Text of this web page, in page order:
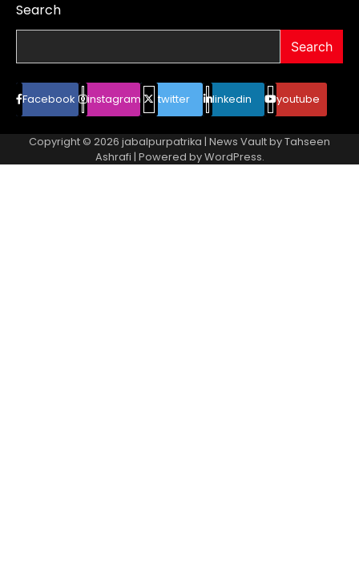
Search
Search
Facebook instagram twitter linkedin youtube
Copyright © 2026 jabalpurpatrika | News Vault byTahseen
Ashrafi | Powered byWordPress.